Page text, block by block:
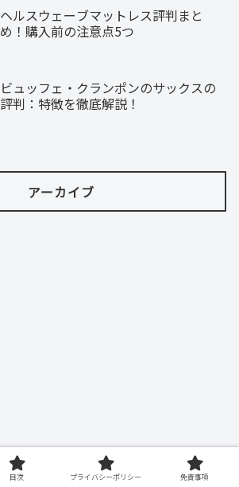
ヘルスウェーブマットレス評判まと
め！購入前の注意点5つ
ビュッフェ・クランポンのサックスの
評判：特徴を徹底解説！
アーカイブ
目次 プライバシーポリシー 免責事項